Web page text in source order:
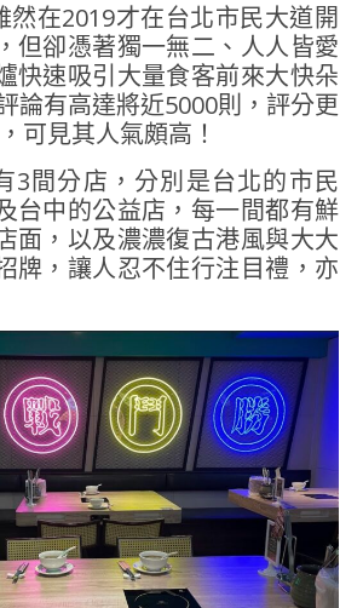
但卻憑著獨一無二、人人皆愛
快速吸引大量食客前來大快朵
論有高達將近5000則，評分更
可見其人氣頗高！
3間分店，分別是台北的市民
台中的公益店，每一間都有鮮
面，以及濃濃復古港風與大大
牌，讓人忍不住行注目禮，亦